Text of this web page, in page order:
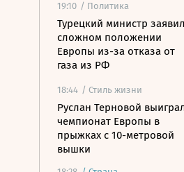
19:10 / Политика
Турецкий министр
сложном положении
Европы из-за отказа от
газа из РФ
18:44 / Стиль жизни
Руслан Терновой
чемпионат Европы в
прыжках с 10-метровой
вышки